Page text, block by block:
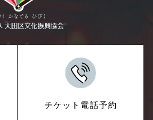
チケット電話予約